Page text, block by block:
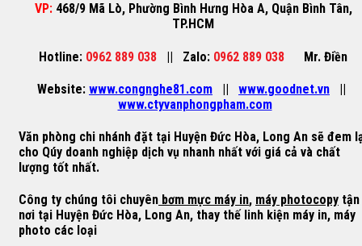
VP: 468/9 Mã Lò, Phường Bình Hưng Hòa A, Quận Bình Tân,
TP.HCM
Hotline: 0962 889 038 || Zalo: 0962 889 038 Mr. Điền
Website: www.congnghe81.com || www.goodnet.vn ||
www.ctyvanphongpham.com
Văn phòng chi nhánh đặt tại Huyện Đức Hòa, Long An sẽ đem
cho Qúy doanh nghiệp dịch vụ nhanh nhất với giá cả và chất
lượng tốt nhất.
Công ty chúng tôi chuyên bơm mực máy in, máy photocopy tận
nơi tại Huyện Đức Hòa, Long An, thay thế linh kiện máy in, máy
photo các loại